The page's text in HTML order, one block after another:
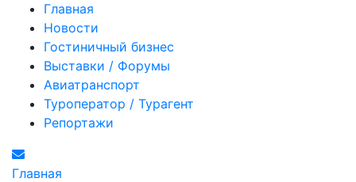
Главная
Новости
Гостиничный бизнес
Выставки / Форумы
Авиатранспорт
Туроператор / Турагент
Репортажи
Главная